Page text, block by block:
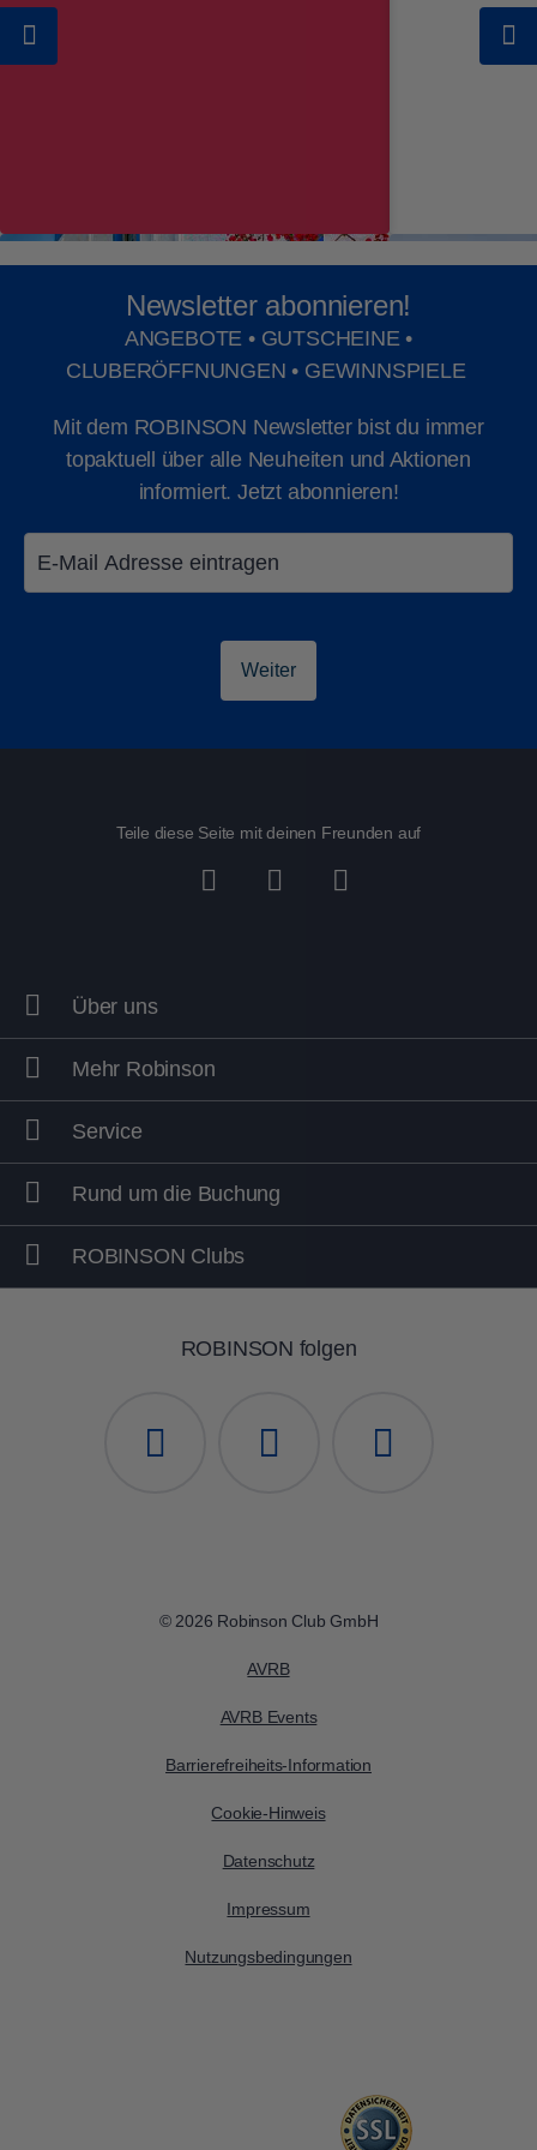
mehr im Wege steht.
steht.
Ferien auf Kos
Newsletter abonnieren!
ANGEBOTE • GUTSCHEINE •
CLUBERÖFFNUNGEN • GEWINNSPIELE
Mit dem ROBINSON Newsletter bist du immer
topaktuell über alle Neuheiten und Aktionen
informiert. Jetzt abonnieren!
Weiter
Teile diese Seite mit deinen Freunden auf
Über uns
Mehr Robinson
Service
Rund um die Buchung
ROBINSON Clubs
ROBINSON folgen
© 2026 Robinson Club GmbH
AVRB
AVRB Events
Barrierefreiheits-Information
Cookie-Hinweis
Datenschutz
Impressum
Nutzungsbedingungen